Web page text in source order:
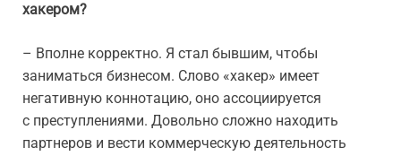
хакером?
– Вполне корректно. Я стал бывшим, чтобы
заниматься бизнесом. Слово «хакер» имеет
негативную коннотацию, оно ассоциируется
с преступлениями. Довольно сложно находить
партнеров и вести коммерческую деятельность